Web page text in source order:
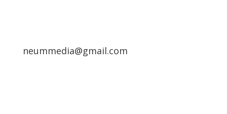
neummedia@gmail.com